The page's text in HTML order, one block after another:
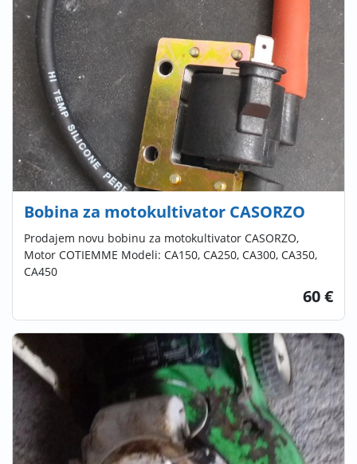
Bobina za motokultivator CASORZO
Prodajem novu bobinu za motokultivator CASORZO,
Motor COTIEMME Modeli: CA150, CA250, CA300, CA350,
CA450
60 €